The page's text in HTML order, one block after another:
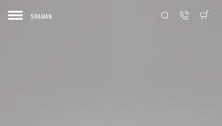
SHAMAN